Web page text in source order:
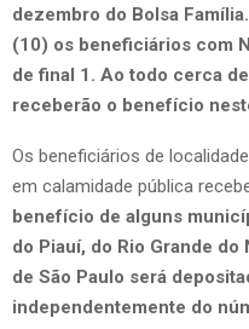
dezembro do Bolsa
(10) os beneficiários com
de final 1. Ao todo cerca
receberão o benefício
Os beneficiários de
em calamidade pública
benefício de alguns
do Piauí, do Rio Grande
de São Paulo será
independentemente do